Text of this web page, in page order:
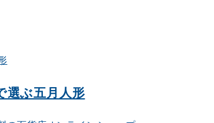
選ぶ五月人形